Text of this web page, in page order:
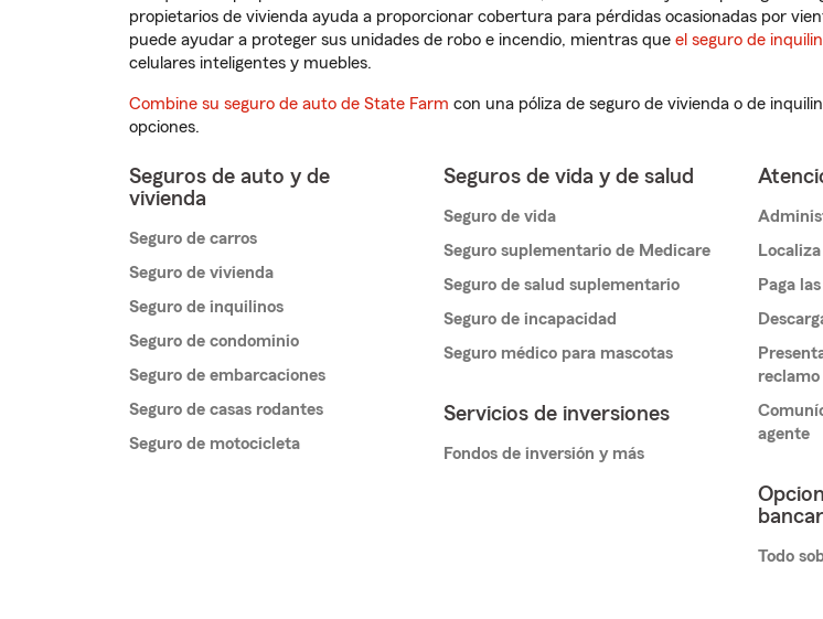
propietarios de vivienda ayuda a proporcionar cobertura para pérdidas ocasionadas por
puede ayudar a proteger sus unidades de robo e incendio, mientras que el seguro de
celulares inteligentes y muebles.
Combine su seguro de auto de State Farm con una póliza de seguro de vivienda o de
opciones.
Seguros de auto y de
vivienda
Seguro de carros
Seguro de vivienda
Seguro de inquilinos
Seguro de condominio
Seguro de embarcaciones
Seguro de casas rodantes
Seguro de motocicleta
Seguros de vida y de salud
Seguro de vida
Seguro suplementario de Medicare
Seguro de salud suplementario
Seguro de incapacidad
Seguro médico para mascotas
Servicios de inversiones
Fondos de inversión y más
Paga
reclamo
agente
Todo